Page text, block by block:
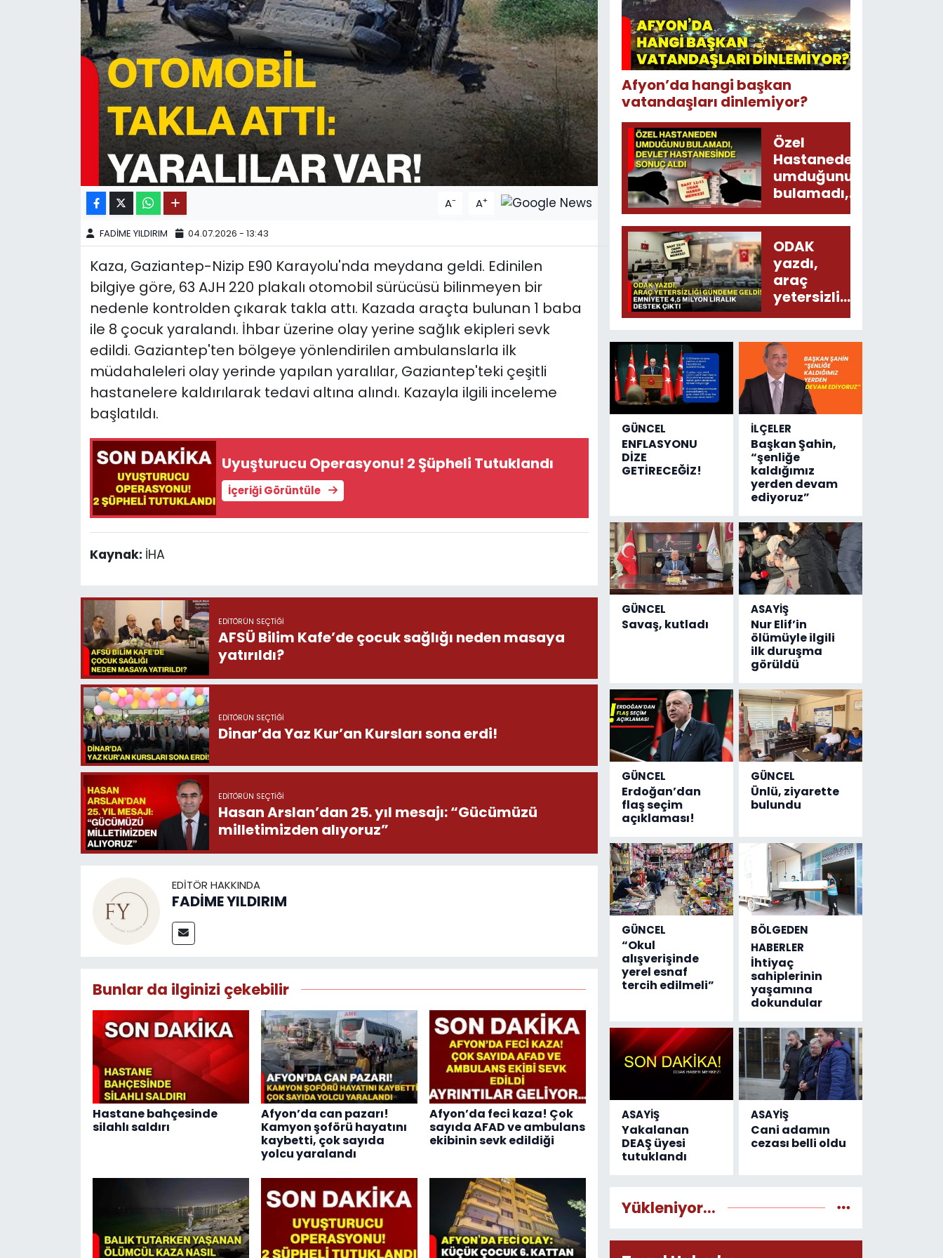
A- A+
FADİME YILDIRIM 04.07.2026 - 13:43
Kaza, Gaziantep-Nizip E90 Karayolu'nda meydana geldi. Edinilen
bilgiye göre, 63 AJH 220 plakalı otomobil sürücüsü bilinmeyen bir
nedenle kontrolden çıkarak takla attı. Kazada araçta bulunan 1 baba
ile 8 çocuk yaralandı. İhbar üzerine olay yerine sağlık ekipleri sevk
edildi. Gaziantep'ten bölgeye yönlendirilen ambulanslarla ilk
müdahaleleri olay yerinde yapılan yaralılar, Gaziantep'teki çeşitli
hastanelere kaldırılarak tedavi altına alındı. Kazayla ilgili inceleme
başlatıldı.
Uyuşturucu Operasyonu! 2 Şüpheli Tutuklandı
İçeriği Görüntüle
Kaynak: İHA
EDITÖRÜN SEÇTIĞI
AFSÜ Bilim Kafe’de çocuk sağlığı neden masaya
yatırıldı?
EDITÖRÜN SEÇTIĞI
Dinar’da Yaz Kur’an Kursları sona erdi!
EDITÖRÜN SEÇTIĞI
Hasan Arslan’dan 25. yıl mesajı: “Gücümüzü
milletimizden alıyoruz”
EDITÖR HAKKINDA
FADİME YILDIRIM
Bunlar da ilginizi çekebilir
Hastane bahçesinde
silahlı saldırı
Afyon’da can pazarı!
Kamyon şoförü hayatını
kaybetti, çok sayıda
yolcu yaralandı
Afyon’da feci kaza! Çok
sayıda AFAD ve ambulans
ekibinin sevk edildiği
Afyon’da hangi başkan
vatandaşları dinlemiyor?
Özel
Hastaneden
umduğunu
bulamadı,
Devlet
Hastanesinde
sonuç aldı
ODAK
yazdı,
araç
yetersizliği
gündeme
Emniyete
4,5 milyon
liralık
destek
çıktı
GÜNCEL
ENFLASYONU
DİZE
GETİRECEĞİZ!
İLÇELER
Başkan Şahin,
“şenliğe
kaldığımız
yerden devam
ediyoruz”
GÜNCEL
Savaş, kutladı
ASAYİŞ
Nur Elif’in
ölümüyle ilgili
ilk duruşma
görüldü
GÜNCEL
Erdoğan’dan
flaş seçim
açıklaması!
GÜNCEL
Ünlü, ziyarette
bulundu
GÜNCEL
“Okul
alışverişinde
yerel esnaf
tercih edilmeli”
BÖLGEDEN
HABERLER
İhtiyaç
sahiplerinin
yaşamına
dokundular
ASAYİŞ
Yakalanan
DEAŞ üyesi
tutuklandı
ASAYİŞ
Cani adamın
cezası belli oldu
Yükleniyor...
11:11 MANŞET